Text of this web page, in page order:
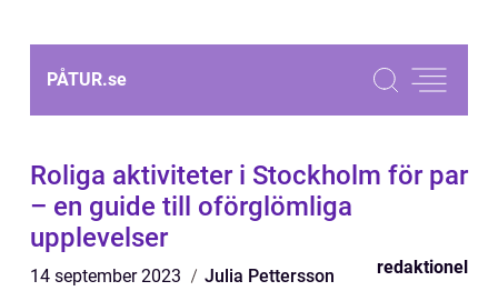
PÅTUR.se
Roliga aktiviteter i Stockholm för par
– en guide till oförglömliga
upplevelser
14 september 2023 Julia Pettersson redaktionel